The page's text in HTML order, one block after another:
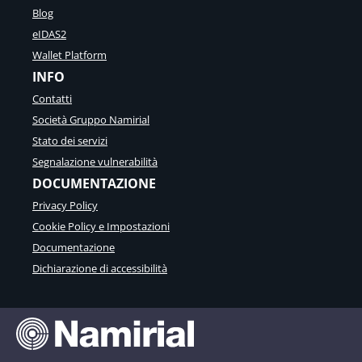
Blog
eIDAS2
Wallet Platform
INFO
Contatti
Società Gruppo Namirial
Stato dei servizi
Segnalazione vulnerabilità
DOCUMENTAZIONE
Privacy Policy
Cookie Policy e Impostazioni
Documentazione
Dichiarazione di accessibilità